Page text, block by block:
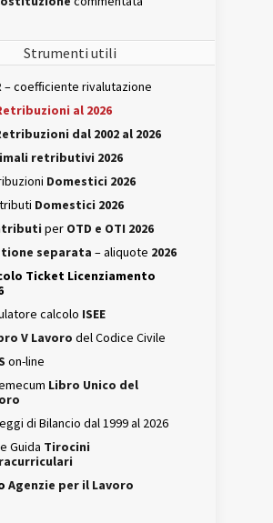
Strumenti utili
– coefficiente rivalutazione
al 2026
dal 2002 al 2026
retributivi 2026
Domestici 2026
Domestici 2026
per OTD e OTI 2026
separata – aliquote 2026
Ticket Licenziamento
calcolo ISEE
V Lavoro del Codice Civile
on-line
Libro Unico del
di Bilancio dal 1999 al 2026
Guida Tirocini
Agenzie per il Lavoro